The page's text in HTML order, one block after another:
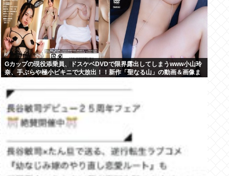
Gカップの現役添乗員、ドスケベDVDで限界露出してしまうwww小山玲
奈、手ぶらや極小ビキニで大放出！！新作「聖なる山」の動画＆画像ま